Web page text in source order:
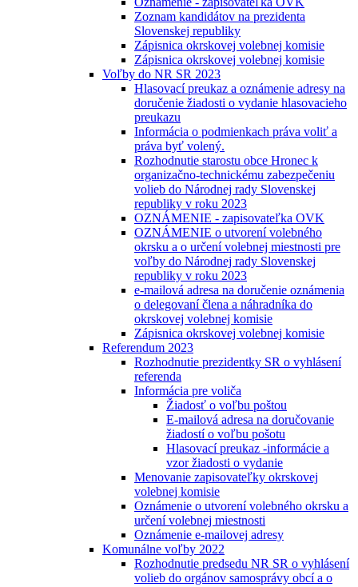
Zoznam kandidátov na prezidenta
Slovenskej republiky
Zápisnica okrskovej volebnej komisie
Zápisnica okrskovej volebnej komisie
Voľby do NR SR 2023
Hlasovací preukaz a oznámenie adresy na
doručenie žiadosti o vydanie hlasovacieho
preukazu
Informácia o podmienkach práva voliť a
práva byť volený.
Rozhodnutie starostu obce Hronec k
organizačno-technickému zabezpečeniu
volieb do Národnej rady Slovenskej
republiky v roku 2023
OZNÁMENIE - zapisovateľka OVK
OZNÁMENIE o utvorení volebného
okrsku a o určení volebnej miestnosti pre
voľby do Národnej rady Slovenskej
republiky v roku 2023
e-mailová adresa na doručenie oznámenia
o delegovaní člena a náhradníka do
okrskovej volebnej komisie
Zápisnica okrskovej volebnej komisie
Referendum 2023
Rozhodnutie prezidentky SR o vyhlásení
referenda
Informácia pre voliča
Žiadosť o voľbu poštou
E-mailová adresa na doručovanie
žiadostí o voľbu pošotu
Hlasovací preukaz -informácie a
vzor žiadosti o vydanie
Menovanie zapisovateľky okrskovej
volebnej komisie
Oznámenie o utvorení volebného okrsku a
určení volebnej miestnosti
Oznámenie e-mailovej adresy
Komunálne voľby 2022
Rozhodnutie predsedu NR SR o vyhlásení
volieb do orgánov samosprávy obcí a o